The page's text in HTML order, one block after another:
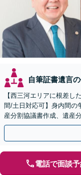
自筆証書遺言
【西三河エリアに根差し
間/土日対応可】身内間の
産分割協議書作成、遺産
物に税理士・社会保険労
電話で面談